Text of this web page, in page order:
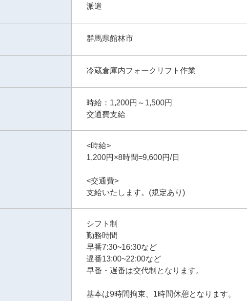
派遣
群馬県館林市
冷蔵倉庫内フォークリフト作業
時給：1,200円～1,500円
交通費支給
<時給>
1,200円×8時間=9,600円/日
<交通費>
支給いたします。(規定あり)
シフト制
勤務時間
早番7:30~16:30など
遅番13:00~22:00など
早番・遅番は交代制となります。
基本は9時間拘束、1時間休憩となります。